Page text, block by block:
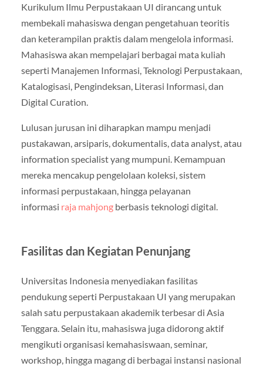
Kurikulum Ilmu Perpustakaan UI dirancang untuk
membekali mahasiswa dengan pengetahuan teoritis
dan keterampilan praktis dalam mengelola informasi.
Mahasiswa akan mempelajari berbagai mata kuliah
seperti Manajemen Informasi, Teknologi Perpustakaan,
Katalogisasi, Pengindeksan, Literasi Informasi, dan
Digital Curation.
Lulusan jurusan ini diharapkan mampu menjadi
pustakawan, arsiparis, dokumentalis, data analyst, atau
information specialist yang mumpuni. Kemampuan
mereka mencakup pengelolaan koleksi, sistem
informasi perpustakaan, hingga pelayanan
informasi raja mahjongberbasis teknologi digital.
Fasilitas dan Kegiatan Penunjang
Universitas Indonesia menyediakan fasilitas
pendukung seperti Perpustakaan UI yang merupakan
salah satu perpustakaan akademik terbesar di Asia
Tenggara. Selain itu, mahasiswa juga didorong aktif
mengikuti organisasi kemahasiswaan, seminar,
workshop, hingga magang di berbagai instansi nasional